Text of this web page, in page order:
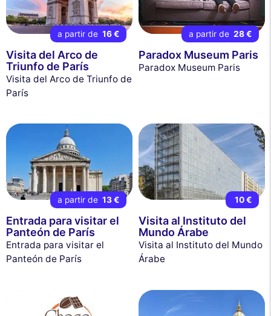
a partir de 16 €
Visita del Arco de
Triunfo de París
Visita del Arco de Triunfo de
París
a partir de 28 €
Paradox Museum Paris
Paradox Museum Paris
a partir de 13 €
Entrada para visitar el
Panteón de París
Entrada para visitar el
Panteón de París
10 €
Visita al Instituto del
Mundo Árabe
Visita al Instituto del Mundo
Árabe